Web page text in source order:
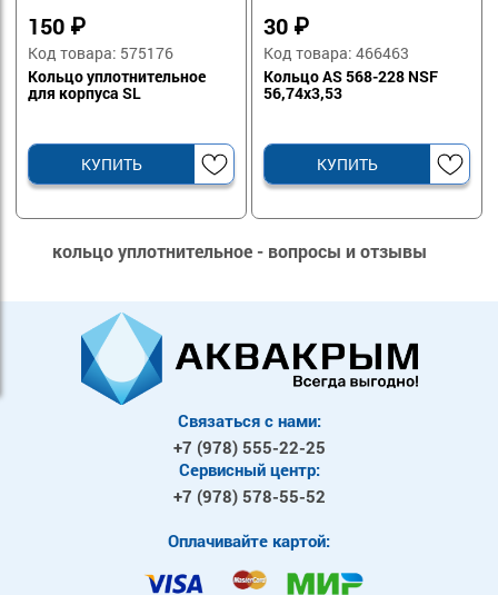
150 ₽
Код товара: 575176
Кольцо уплотнительное
для корпуса SL
КУПИТЬ
30 ₽
Код товара: 466463
Кольцо AS 568-228 NSF
56,74х3,53
КУПИТЬ
кольцо уплотнительное - вопросы и отзывы
Связаться с нами:
+7 (978) 555-22-25
Сервисный центр:
+7 (978) 578-55-52
Оплачивайте картой: